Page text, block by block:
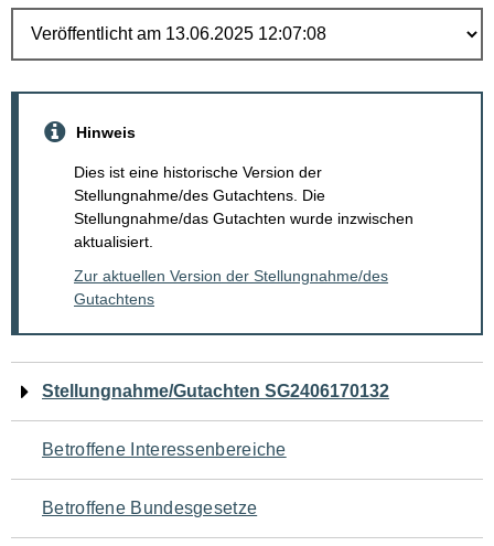
Hinweis
Dies ist eine historische Version der
Stellungnahme/des Gutachtens. Die
Stellungnahme/das Gutachten wurde inzwischen
aktualisiert.
Zur aktuellen Version der Stellungnahme/des
Gutachtens
Navigation
für
den
Seiteninhalt
Stellungnahme/Gutachten SG2406170132
Betroffene Interessenbereiche
Betroffene Bundesgesetze